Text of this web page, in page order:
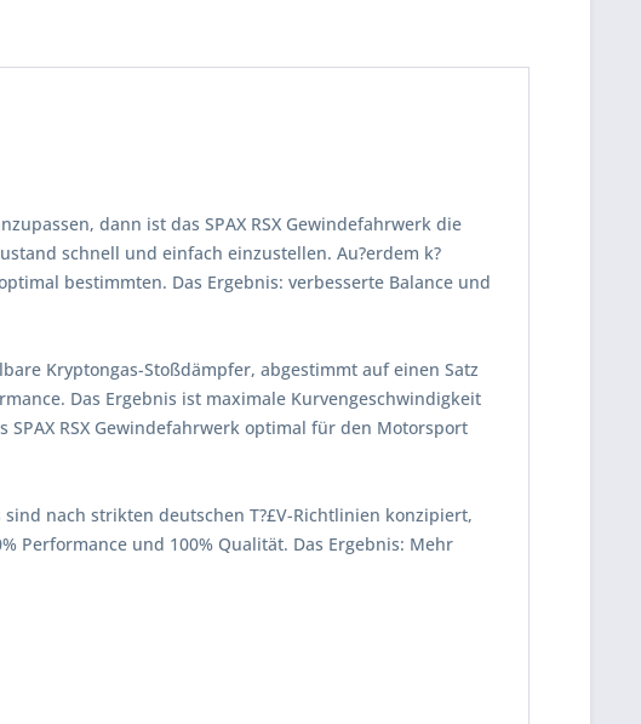
dann ist das SPAX RSX Gewindefahrwerk die
schnell und einfach einzustellen. Au?erdem k?
bestimmten. Das Ergebnis: verbesserte Balance und
Kryptongas-Stoßdämpfer, abgestimmt auf einen Satz
Das Ergebnis ist maximale Kurvengeschwindigkeit
RSX Gewindefahrwerk optimal für den Motorsport
nach strikten deutschen T?£V-Richtlinien konzipiert,
Performance und 100% Qualität. Das Ergebnis: Mehr